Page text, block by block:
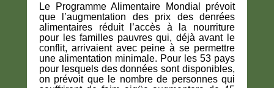
Le Programme Alimentaire Mondial prévoit
que l’augmentation des prix des denrées
alimentaires réduit l’accès à la nourriture
pour les familles pauvres qui, déjà avant le
conflit, arrivaient avec peine à se permettre
une alimentation minimale. Pour les 53 pays
pour lesquels des données sont disponibles,
on prévoit que le nombre de personnes qui